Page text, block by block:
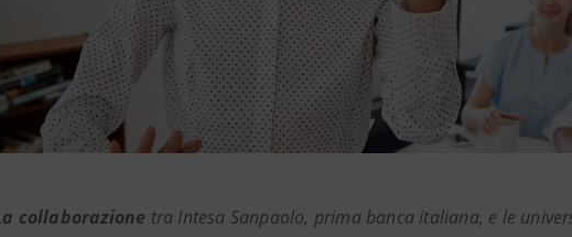
collaborazione tra Intesa Sanpaolo, prima banca italiana, e le